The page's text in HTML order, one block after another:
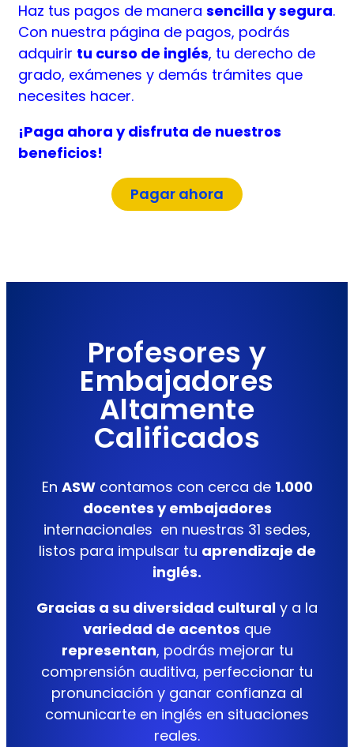
Haz tus pagos de manera sencilla y segura.
Con nuestra página de pagos, podrás
adquirir tu curso de inglés, tu derecho de
grado, exámenes y demás trámites que
necesites hacer.
¡Paga ahora y disfruta de nuestros
beneficios!
Pagar ahora
Profesores y
Embajadores
Altamente
Calificados
En ASWcontamos con cerca de 1.000
docentes y embajadores
internacionales en nuestras 31 sedes,
listos para impulsar tu aprendizaje de
inglés.
Gracias a su diversidad cultural y a la
variedad de acentos que
representan, podrás mejorar tu
comprensión auditiva, perfeccionar tu
pronunciación y ganar confianza al
comunicarte en inglés en situaciones
reales.